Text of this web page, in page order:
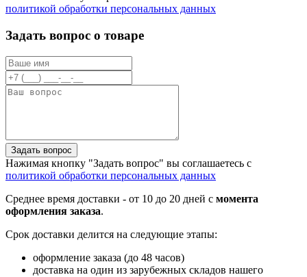
политикой обработки персональных данных
Задать вопрос о товаре
Задать вопрос
Нажимая кнопку "Задать вопрос" вы соглашаетесь с
политикой обработки персональных данных
Среднее время доставки - от 10 до 20 дней с момента
оформления заказа.
Срок доставки делится на следующие этапы:
оформление заказа (до 48 часов)
доставка на один из зарубежных складов нашего